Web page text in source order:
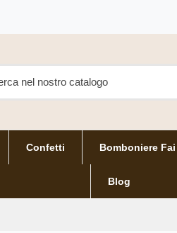
Confetti Bomboniere
Blog